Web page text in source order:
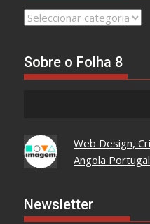
Leia
Sobre o Folha 8
Web Design,
Angola Portugal
Newsletter